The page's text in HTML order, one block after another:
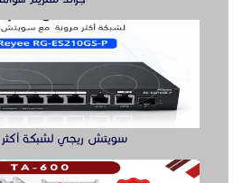
بوابه كشف المعادن